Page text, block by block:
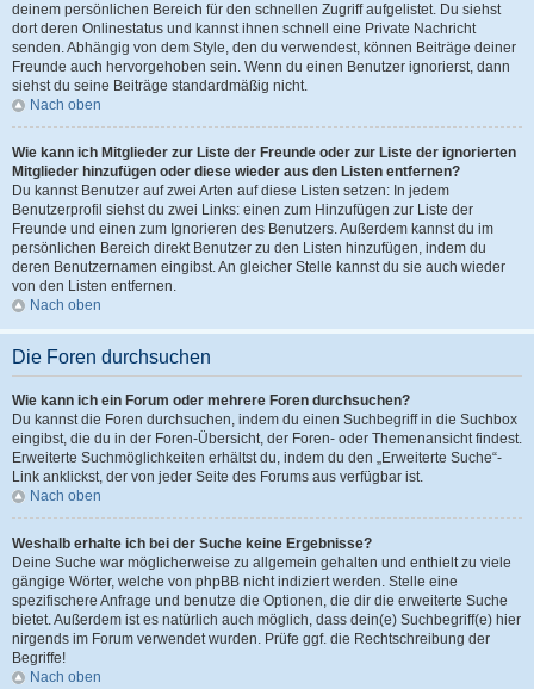
deinem persönlichen Bereich für den schnellen Zugriff aufgelistet. Du siehst
dort deren Onlinestatus und kannst ihnen schnell eine Private Nachricht
senden. Abhängig von dem Style, den du verwendest, können Beiträge deiner
Freunde auch hervorgehoben sein. Wenn du einen Benutzer ignorierst, dann
siehst du seine Beiträge standardmäßig nicht.
Nach oben
Wie kann ich Mitglieder zur Liste der Freunde oder zur Liste der ignorierten
Mitglieder hinzufügen oder diese wieder aus den Listen entfernen?
Du kannst Benutzer auf zwei Arten auf diese Listen setzen: In jedem
Benutzerprofil siehst du zwei Links: einen zum Hinzufügen zur Liste der
Freunde und einen zum Ignorieren des Benutzers. Außerdem kannst du im
persönlichen Bereich direkt Benutzer zu den Listen hinzufügen, indem du
deren Benutzernamen eingibst. An gleicher Stelle kannst du sie auch wieder
von den Listen entfernen.
Nach oben
Die Foren durchsuchen
Wie kann ich ein Forum oder mehrere Foren durchsuchen?
Du kannst die Foren durchsuchen, indem du einen Suchbegriff in die Suchbox
eingibst, die du in der Foren-Übersicht, der Foren- oder Themenansicht findest.
Erweiterte Suchmöglichkeiten erhältst du, indem du den „Erweiterte Suche“-
Link anklickst, der von jeder Seite des Forums aus verfügbar ist.
Nach oben
Weshalb erhalte ich bei der Suche keine Ergebnisse?
Deine Suche war möglicherweise zu allgemein gehalten und enthielt zu viele
gängige Wörter, welche von phpBB nicht indiziert werden. Stelle eine
spezifischere Anfrage und benutze die Optionen, die dir die erweiterte Suche
bietet. Außerdem ist es natürlich auch möglich, dass dein(e) Suchbegriff(e) hier
nirgends im Forum verwendet wurden. Prüfe ggf. die Rechtschreibung der
Begriffe!
Nach oben